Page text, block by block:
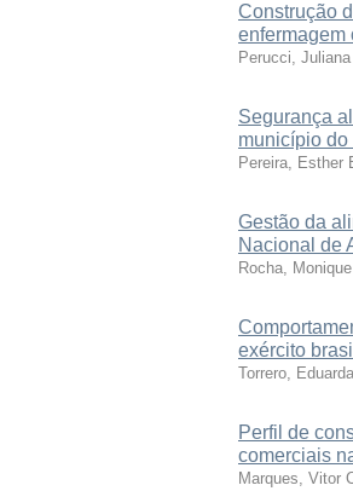
Construção
enfermagem
Perucci,
Segurança
município
Pereira, Esther
Gestão da
Nacional de
Rocha,
exército
Torrero,
Perfil de
comerciais
Marques, Vitor